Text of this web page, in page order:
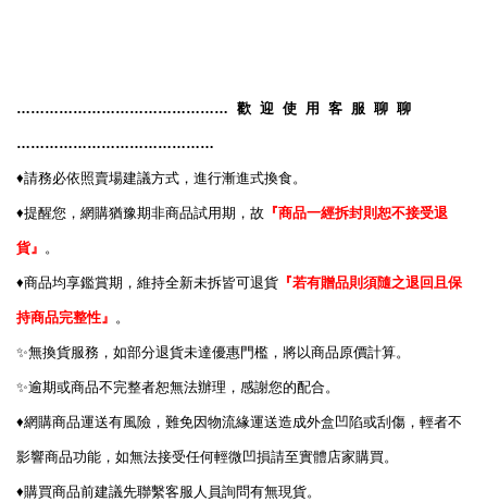
……………………………………… 歡 迎 使 用 客 服 聊 聊
……………………………………
♦️請務必依照賣場建議方式，進行漸進式換食。
♦️提醒您，網購猶豫期非商品試用期，故 『商品一經拆封則恕不接受退
貨』 。
♦️商品均享鑑賞期，維持全新未拆皆可退貨 『若有贈品則須隨之退回且保
持商品完整性』 。
✨無換貨服務，如部分退貨未達優惠門檻，將以商品原價計算。
✨逾期或商品不完整者恕無法辦理，感謝您的配合。
♦️網購商品運送有風險，難免因物流緣運送造成外盒凹陷或刮傷，輕者不
影響商品功能，如無法接受任何輕微凹損請至實體店家購買。
♦️購買商品前建議先聯繫客服人員詢問有無現貨。